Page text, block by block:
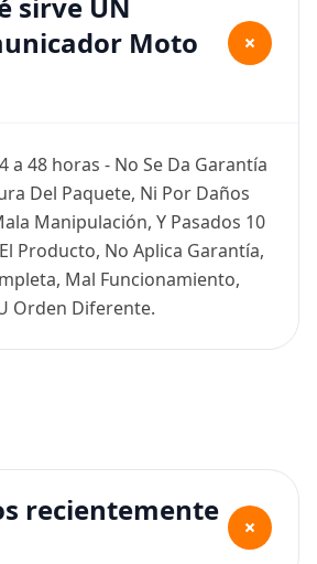
Moto
+
a 48 horas - No Se Da Garantía
Del Paquete, Ni Por Daños
Manipulación, Y Pasados 10
Producto, No Aplica Garantía,
Mal Funcionamiento,
Orden Diferente.
recientemente
+